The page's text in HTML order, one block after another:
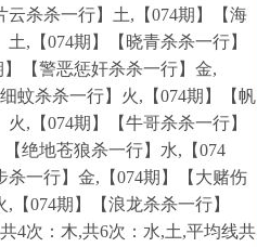
杀杀一行】土,【074期】【海
,【074期】【晓青杀杀一行】
【警恶惩奸杀杀一行】金,
蚊杀杀一行】火,【074期】【帆
,【074期】【牛哥杀杀一行】
绝地苍狼杀一行】水,【074
一行】金,【074期】【大赌伤
074期】【浪龙杀杀一行】
4次：木,共6次：水,土,平均线共